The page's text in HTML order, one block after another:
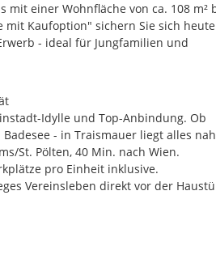
einer Wohnfläche von ca. 108 m²
mit Kaufoption" sichern Sie sich
- ideal für Jungfamilien und
als Niedrigstenergiegebäude
sondern schont auch die Umwelt.
über die eigene PV-Anlage bis hin
höchste Energieeffizienz und
Idylle und Top-Anbindung. Ob
- in Traismauer liegt alles
St. Pölten, 40 Min. nach Wien.
pro Einheit inklusive.
Vereinsleben direkt vor der